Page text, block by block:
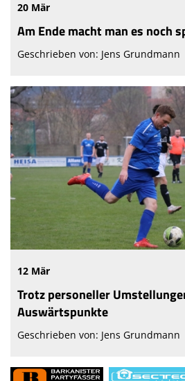
20 Mär
Am Ende macht man es noch
Geschrieben von: Jens Grundmann
12 Mär
Trotz personeller
Auswärtspunkte
Geschrieben von: Jens Grundmann